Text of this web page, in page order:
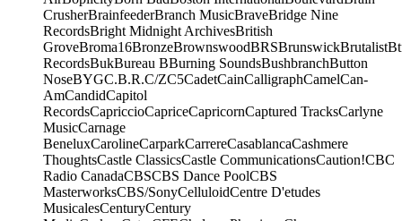
CrusherBrainfeederBranch MusicBraveBridge Nine
RecordsBright Midnight ArchivesBritish
GroveBroma16BronzeBrownswoodBRSBrunswickBrutalist
RecordsBukBureau BBurning SoundsBushbranchButton
NoseBYGC.B.R.C/ZC5CadetCainCalligraphCamelCan-
AmCandidCapitol
RecordsCapriccioCapriceCapricornCaptured TracksCarlyne
MusicCarnage
BeneluxCarolineCarparkCarrereCasablancaCashmere
ThoughtsCastle ClassicsCastle CommunicationsCaution!CBC
Radio CanadaCBSCBS Dance PoolCBS
MasterworksCBS/SonyCelluloidCentre D'etudes
MusicalesCenturyCentury